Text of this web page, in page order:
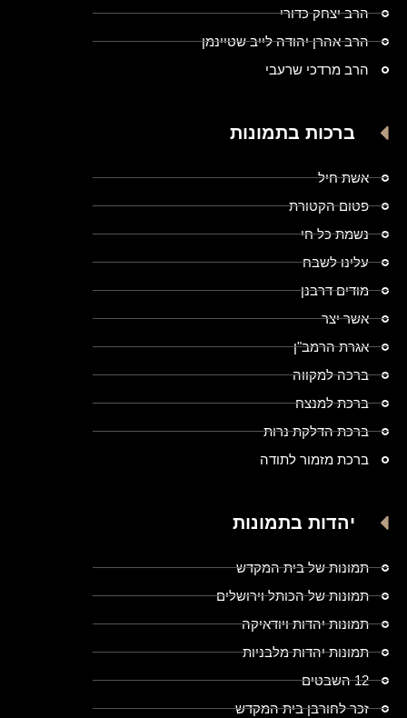
הרב יצחק כדורי
הרב אהרן יהודה לייב שטיינמן
הרב מרדכי שרעבי
ברכות בתמונות
אשת חיל
פטום הקטורת
נשמת כל חי
עלינו לשבח
מודים דרבנן
אשר יצר
אגרת הרמב"ן
ברכה למקווה
ברכת למנצח
ברכת הדלקת נרות
ברכת מזמור לתודה
יהדות בתמונות
תמונות של בית המקדש
תמונות של הכותל וירושלים
תמונות יהדות ויודאיקה
תמונות יהדות מלבניות
12 השבטים
זכר לחורבן בית המקדש